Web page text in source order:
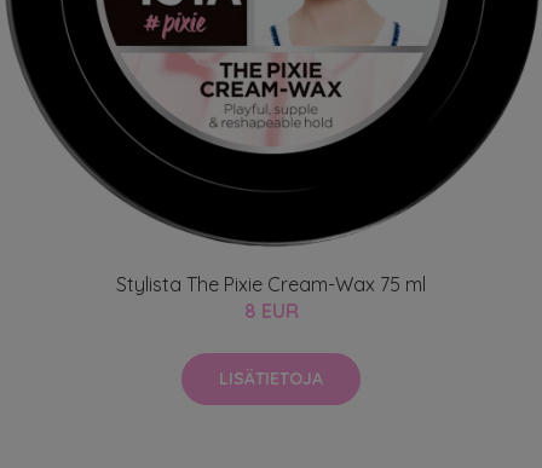
Stylista The Pixie Cream-Wax 75 ml
8 EUR
LISÄTIETOJA